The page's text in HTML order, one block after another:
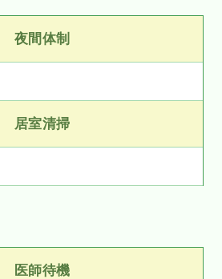
夜間体制
居室清掃
医師待機